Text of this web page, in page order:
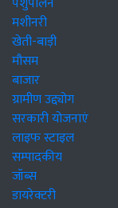
मशीनरी
खेती-बाड़ी
मौसम
बाजार
ग्रामीण उद्द्योग
सरकारी योजनाएं
लाइफ स्टाइल
सम्पादकीय
जॉब्स
डायरेक्टरी